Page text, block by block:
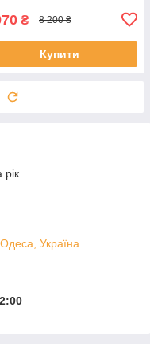
₴ 8 200 ₴
Купити
рік
Україна